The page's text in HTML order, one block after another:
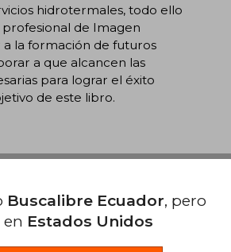
hidrotermales, todo ello
de Imagen
la formación de futuros
a que alcancen las
para lograr el éxito
de este libro.
del libro
Buscalibre Ecuador, pero
en Estados Unidos